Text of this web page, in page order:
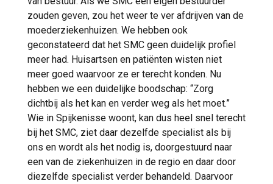
zouden geven, zou het weer te ver afdrijven van de
moederziekenhuizen. We hebben ook
geconstateerd dat het SMC geen duidelijk profiel
meer had. Huisartsen en patiënten wisten niet
meer goed waarvoor ze er terecht konden. Nu
hebben we een duidelijke boodschap: “Zorg
dichtbij als het kan en verder weg als het moet.”
Wie in Spijkenisse woont, kan dus heel snel terecht
bij het SMC, ziet daar dezelfde specialist als bij
ons en wordt als het nodig is, doorgestuurd naar
een van de ziekenhuizen in de regio en daar door
diezelfde specialist verder behandeld. Daarvoor